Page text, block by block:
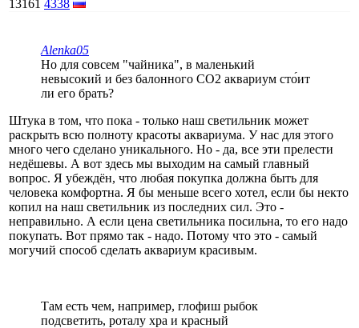
13161 4338
Alenka05
Но для совсем "чайника", в маленький
невысокий и без балонного CO2 аквариум сто́ит
ли его брать?
Штука в том, что пока - только наш светильник может
раскрыть всю полноту красоты аквариума. У нас для этого
много чего сделано уникального. Но - да, все эти прелести
недёшевы. А вот здесь мы выходим на самый главный
вопрос. Я убеждён, что любая покупка должна быть для
человека комфортна. Я бы меньше всего хотел, если бы некто
копил на наш светильник из последних сил. Это -
неправильно. А если цена светильника посильна, то его надо
покупать. Вот прямо так - надо. Потому что это - самый
могучий способ сделать аквариум красивым.
Там есть чем, например, глофиш рыбок
подсветить, роталу хра и красный